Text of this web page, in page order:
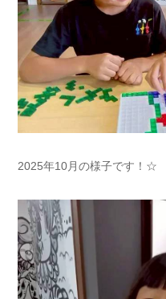
2025年10月の様子です！☆